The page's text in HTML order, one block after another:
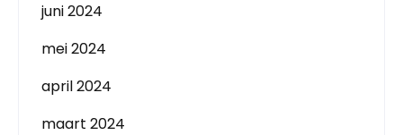
juni 2024
mei 2024
april 2024
maart 2024